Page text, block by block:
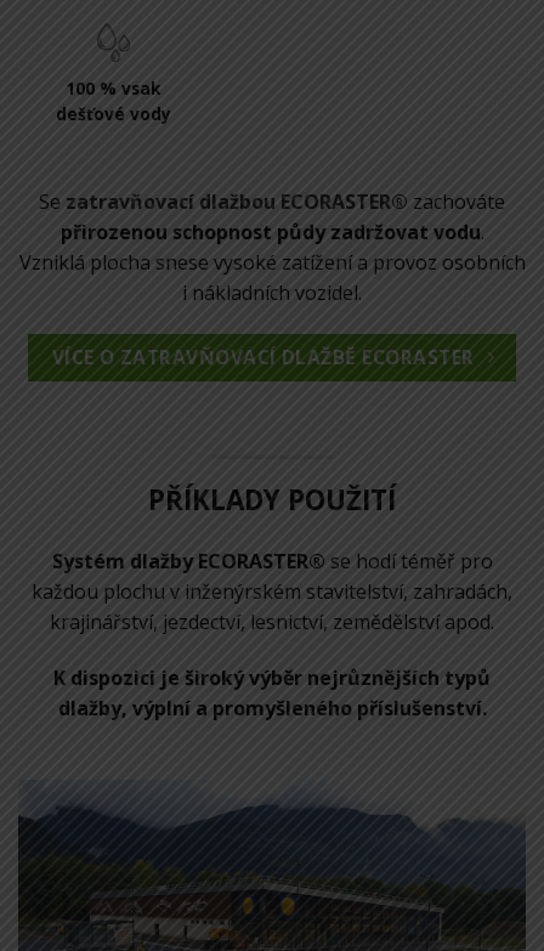
100 % vsak
dešťové vody
Se zatravňovací dlažbou ECORASTER® zachováte
přirozenou schopnost půdy zadržovat vodu.
Vzniklá plocha snese vysoké zatížení a provoz osobních
i nákladních vozidel.
VÍCE O ZATRAVŇOVACÍ DLAŽBĚ ECORASTER
PŘÍKLADY POUŽITÍ
Systém dlažby ECORASTER® se hodí téměř pro
každou plochu v inženýrském stavitelství, zahradách,
krajinářství, jezdectví, lesnictví, zemědělství apod.
K dispozici je široký výběr nejrůznějších typů
dlažby, výplní a promyšleného příslušenství.